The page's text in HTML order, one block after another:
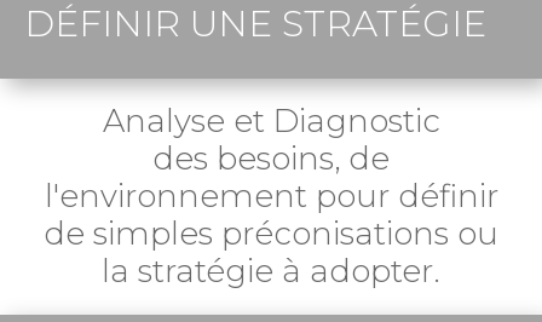
DÉFINIR UNE STRATÉGIE
Analyse et Diagnostic
des besoins, de
l'environnement pour définir
de simples préconisations ou
la stratégie à adopter.